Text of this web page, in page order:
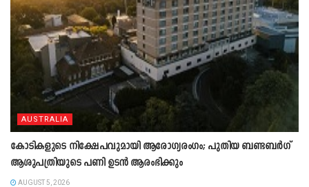
AUSTRALIA
കോടികളുടെ നിക്ഷേപവുമായി ആരോഗ്യരംഗം; പുതിയ ബണ്ടബർഗ്
ആശുപത്രിയുടെ പണി ഉടൻ ആരംഭിക്കും
AUGUST 5, 2026